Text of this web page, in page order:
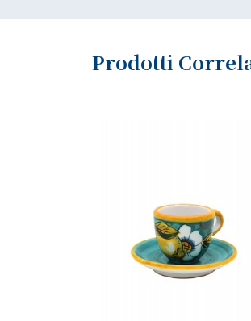
Prodotti